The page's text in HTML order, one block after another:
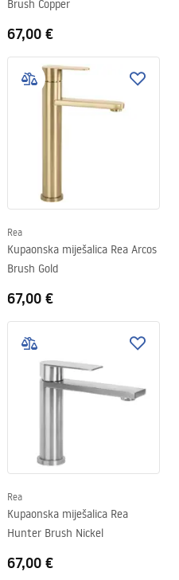
Brush Copper
67,00 €
Rea
Kupaonska miješalica Rea Arcos
Brush Gold
67,00 €
Rea
Kupaonska miješalica Rea
Hunter Brush Nickel
67,00 €